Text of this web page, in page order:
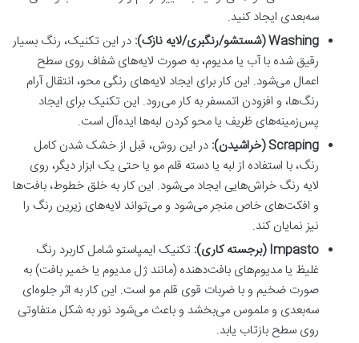
سه‌بعدی ایجاد کنید.
Washing (شستشو/رنگبری/لایه نازک):
در این تکنیک، رنگ بسیار
رقیق شده با آب یا مدیوم، به صورت لایه‌های شفاف روی سطح
اعمال می‌شود. این کار برای ایجاد لایه‌های رنگی محو، انتقال آرام
رنگ‌ها، و افزودن اتمسفر به کار می‌رود. این تکنیک برای ایجاد
پس‌زمینه‌های ظریف یا محو کردن لبه‌ها ایده‌آل است.
Scraping (خراشیدن):
در این روش، قبل از خشک شدن کامل
رنگ، با استفاده از لبه یا دسته قلم مو یا حتی یک ابزار دیگر، روی
لایه رنگ خراش‌هایی ایجاد می‌شود. این کار به خلق خطوط، بافت‌ها
و افکت‌های خاص منجر می‌شود و می‌تواند لایه‌های زیرین رنگ را
نیز نمایان کند.
Impasto (برجسته کاری):
تکنیک ایمپاستو شامل کاربرد رنگ
غلیظ یا مدیوم‌های بافت‌دهنده (مانند ژل مدیوم یا خمیر بافت) به
صورت ضخیم و با ضربات قوی قلم مو است. این کار به اثر جلوه‌ای
سه‌بعدی و ملموس می‌بخشد و باعث می‌شود نور به شکل متفاوتی
روی سطح بازتاب یابد.